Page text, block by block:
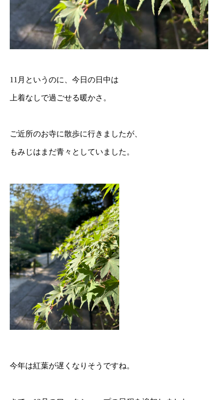
11月というのに、今日の日中は
上着なしで過ごせる暖かさ。
ご近所のお寺に散歩に行きましたが、
もみじはまだ青々としていました。
今年は紅葉が遅くなりそうですね。